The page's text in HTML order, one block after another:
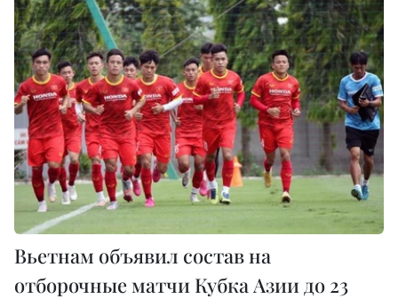
Вьетнам объявил состав на
отборочные матчи Кубка Азии до 23